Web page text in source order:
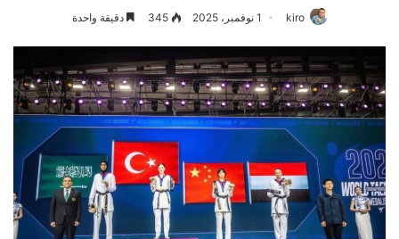
kiro 1 نوفمبر، 2025 345 دقيقة واحدة